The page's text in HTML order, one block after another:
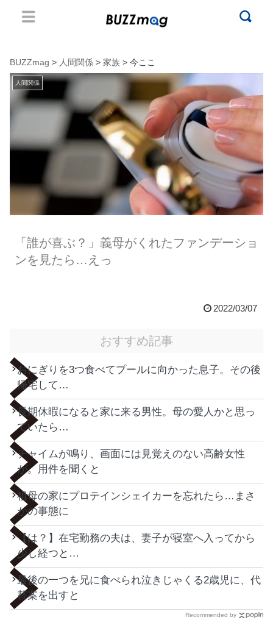
BUZZmag > 人間関係 > 家族 > 今ここ
人間関係
「誰が喜ぶ？」義母がくれたファンデーショ
ンを見たら…えっ
2022/03/07
おすすめ記事
おにぎりを3つ食べてプールに向かった息子。その後
帰宅して…
長期休暇になると家に来る男性。母の愛人かと思っ
ていたら…
チャイムが鳴り、画面には見覚えのない高齢女性
が。用件を聞くと
祖母の家にプロテインシェイカーを忘れたら…まさ
かの事態に
【は？】在宅勤務の夫は、妻子が寝室へ入ってから
少し経つと…
最後の一つを兄に食べられ泣きじゃくる2歳児に、代
替案を出すと
Recommended by